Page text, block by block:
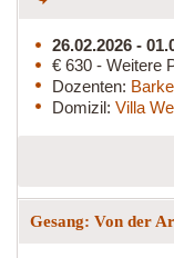
26.02.2026 -
€ 630 - Weitere
Dozenten:
Domizil: Villa
Gesang: Von der